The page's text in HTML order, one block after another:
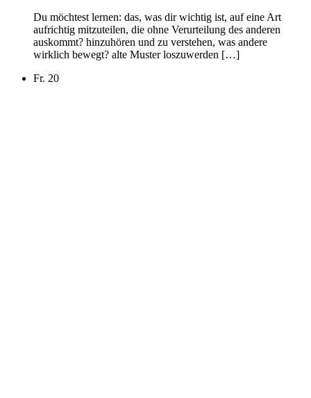
Du möchtest lernen: das, was dir wichtig ist, auf eine Art
aufrichtig mitzuteilen, die ohne Verurteilung des anderen
auskommt? hinzuhören und zu verstehen, was andere
wirklich bewegt? alte Muster loszuwerden […]
Fr. 20